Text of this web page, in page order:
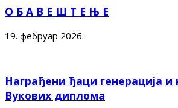
О Б А В Е Ш Т Е Њ Е
19. фебруар 2026.
Награђени ђаци генерација и
Вукових диплома